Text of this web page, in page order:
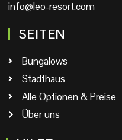
info@leo-resort.com
SEITEN
Bungalows
Stadthaus
Alle Optionen & Preise
Über uns